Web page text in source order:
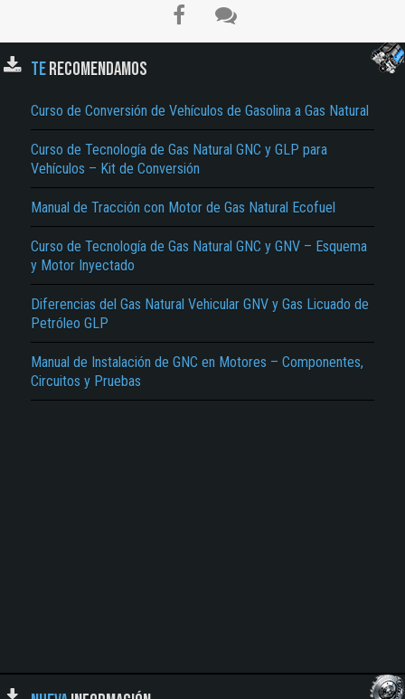
TERECOMENDAMOS
Curso de Conversión de Vehículos de Gasolina a Gas Natural
Curso de Tecnología de Gas Natural GNC y GLP para
Vehículos – Kit de Conversión
Manual de Tracción con Motor de Gas Natural Ecofuel
Curso de Tecnología de Gas Natural GNC y GNV – Esquema
y Motor Inyectado
Diferencias del Gas Natural Vehicular GNV y Gas Licuado de
Petróleo GLP
Manual de Instalación de GNC en Motores – Componentes,
Circuitos y Pruebas
Texto o Imagen de portada son erróneos.
No carga o no se visualiza el contenido.
Reportar otro tipo de error...